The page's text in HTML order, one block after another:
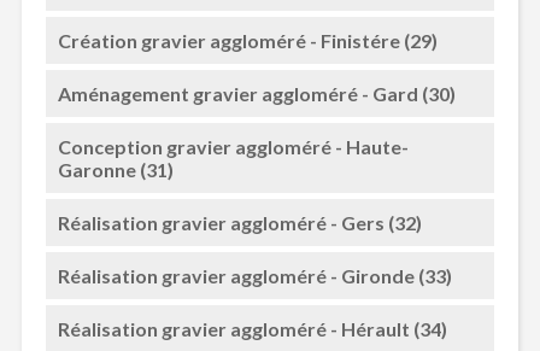
Création gravier aggloméré - Finistére (29)
Aménagement gravier aggloméré - Gard (30)
Conception gravier aggloméré - Haute-
Garonne (31)
Réalisation gravier aggloméré - Gers (32)
Réalisation gravier aggloméré - Gironde (33)
Réalisation gravier aggloméré - Hérault (34)